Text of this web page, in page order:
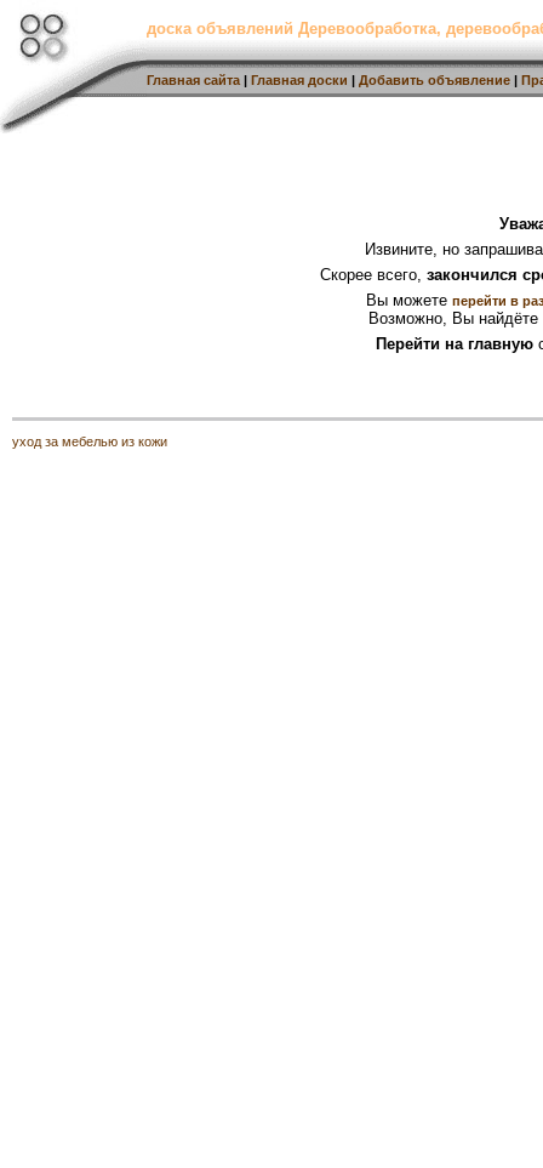
доска объявлений Деревообработка,
Главная сайта | Главная доски | Добавить объявление |
Извините, но
Скорее всего, закончился
Вы можете перейти в
Возможно, Вы найдёте
Перейти на главную
уход за мебелью из кожи